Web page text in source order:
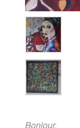
Bonjour,